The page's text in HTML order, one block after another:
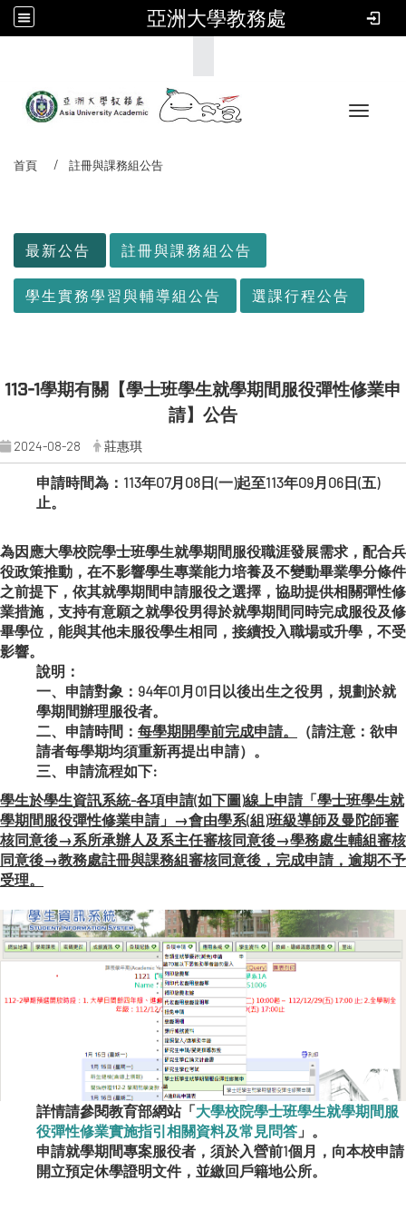
亞洲大學教務處
Toggle
首頁 註冊與課務組公告
最新公告 註冊與課務組公告
學生實務學習與輔導組公告 選課行程公告
113-1學期有關【學士班學生就學期間服役彈性修業申
請】公告
2024-08-28 莊惠琪
申請時間為：113年07月08日(一)起至113年09月06日(五)
止。
為因應大學校院學士班學生就學期間服役職涯發展需求，配合兵
役政策推動，在不影響學生專業能力培養及不變動畢業學分條件
之前提下，依其就學期間申請服役之選擇，協助提供相關彈性修
業措施，支持有意願之就學役男得於就學期間同時完成服役及修
畢學位，能與其他未服役學生相同，接續投入職場或升學，不受
影響。
說明：
一、 申請對象： 94年01月01日以後出生之役男，規劃於就
學期間辦理服役者。
二、 申請時間： 每學期開學前完成申請。
（請注意：欲申
請者每學期均須重新再提出申請）。
三、 申請流程如下:
學生於學生資訊系統-各項申請(如下圖)線上申請「學士班學生就
學期間服役彈性修業申請」→會由學系(組)班級導師及曼陀師審
核同意後→系所承辦人及系主任審核同意後→學務處生輔組審核
同意後→教務處註冊與課務組審核同意後，完成申請，逾期不予
受理。
詳情請參閱教育部網站「大學校院學士班學生就學期間服
役彈性修業實施指引相關資料及常見問答 」。
申請就學期間專案服役者，須於入營前1個月，向本校申請
開立預定休學證明文件，並繳回戶籍地公所。